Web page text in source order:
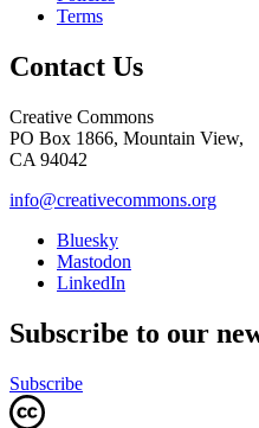
Terms
Contact Us
Creative Commons
PO Box 1866, Mountain View,
CA 94042
info@creativecommons.org
Bluesky
Mastodon
LinkedIn
Subscribe to our
Subscribe